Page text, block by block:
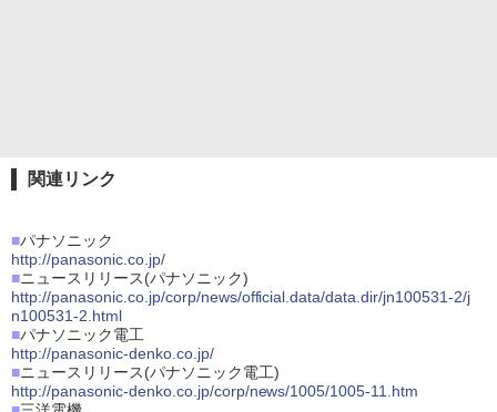
関連リンク
■パナソニック
http://panasonic.co.jp/
■ニュースリリース(パナソニック)
http://panasonic.co.jp/corp/news/official.data/data.dir/jn100531-2/j
n100531-2.html
■パナソニック電工
http://panasonic-denko.co.jp/
■ニュースリリース(パナソニック電工)
http://panasonic-denko.co.jp/corp/news/1005/1005-11.htm